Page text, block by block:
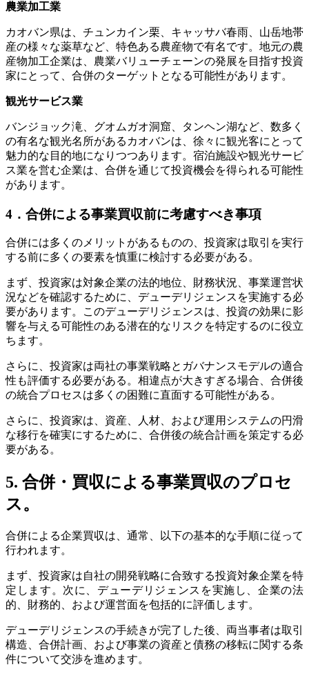
農業加工業
カオバン県は、チュンカイン栗、キャッサバ春雨、山岳地帯
産の様々な薬草など、特色ある農産物で有名です。地元の農
産物加工企業は、農業バリューチェーンの発展を目指す投資
家にとって、合併のターゲットとなる可能性があります。
観光サービス業
バンジョック滝、グオムガオ洞窟、タンヘン湖など、数多く
の有名な観光名所があるカオバンは、徐々に観光客にとって
魅力的な目的地になりつつあります。宿泊施設や観光サービ
ス業を営む企業は、合併を通じて投資機会を得られる可能性
があります。
4．合併による事業買収前に考慮すべき事項
合併には多くのメリットがあるものの、投資家は取引を実行
する前に多くの要素を慎重に検討する必要がある。
まず、投資家は対象企業の法的地位、財務状況、事業運営状
況などを確認するために、デューデリジェンスを実施する必
要があります。このデューデリジェンスは、投資の効果に影
響を与える可能性のある潜在的なリスクを特定するのに役立
ちます。
さらに、投資家は両社の事業戦略とガバナンスモデルの適合
性も評価する必要がある。相違点が大きすぎる場合、合併後
の統合プロセスは多くの困難に直面する可能性がある。
さらに、投資家は、資産、人材、および運用システムの円滑
な移行を確実にするために、合併後の統合計画を策定する必
要がある。
5. 合併・買収による事業買収のプロセ
ス。
合併による企業買収は、通常、以下の基本的な手順に従って
行われます。
まず、投資家は自社の開発戦略に合致する投資対象企業を特
定します。次に、デューデリジェンスを実施し、企業の法
的、財務的、および運営面を包括的に評価します。
デューデリジェンスの手続きが完了した後、両当事者は取引
構造、合併計画、および事業の資産と債務の移転に関する条
件について交渉を進めます。